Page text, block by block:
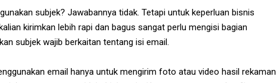
subjek? Jawabannya tidak. Tetapi untuk keperluan bisnis
kirimkan lebih rapi dan bagus sangat perlu mengisi bagian
subjek wajib berkaitan tentang isi email.
email hanya untuk mengirim foto atau video hasil rekaman